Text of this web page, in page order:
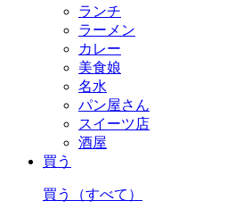
ランチ
ラーメン
カレー
美食娘
名水
パン屋さん
スイーツ店
酒屋
買う
買う （すべて）